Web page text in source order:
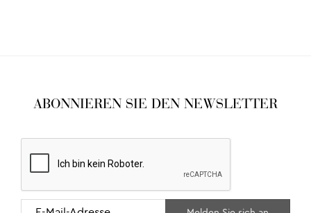
ABONNIEREN SIE DEN NEWSLETTER